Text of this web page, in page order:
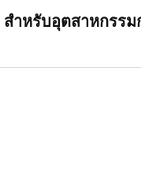
ำหรับอุตสาหกรรม